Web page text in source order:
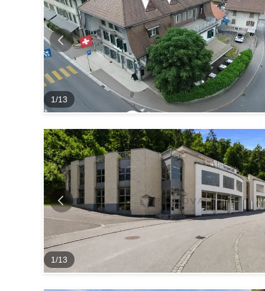
1/13
1/13